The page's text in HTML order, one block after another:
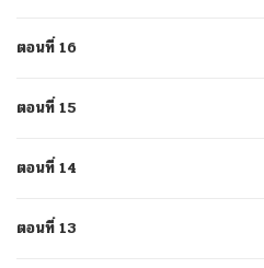
ตอนที่ 16
ตอนที่ 15
ตอนที่ 14
ตอนที่ 13